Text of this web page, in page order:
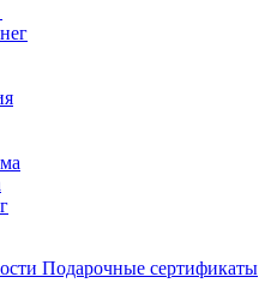
Подарочные сертификаты